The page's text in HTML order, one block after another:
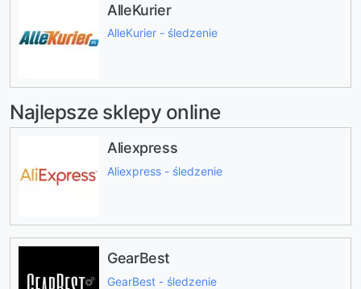
AlleKurier
AlleKurier - śledzenie
Najlepsze sklepy online
Aliexpress
Aliexpress - śledzenie
GearBest
GearBest - śledzenie